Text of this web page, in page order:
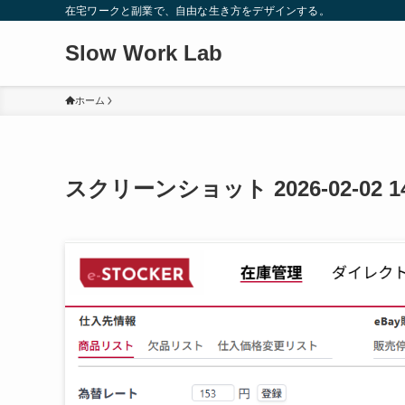
在宅ワークと副業で、自由な生き方をデザインする。
Slow Work Lab
ホーム
スクリーンショット 2026-02-02